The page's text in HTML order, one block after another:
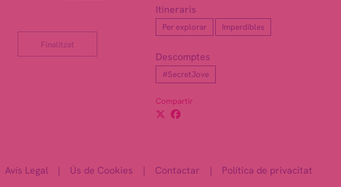
Itineraris
Per explorar Imperdibles
Descomptes
#SecretJove
Compartir
Finalitzat
Avís Legal | Ús de Cookies | Contactar | Política de privacitat